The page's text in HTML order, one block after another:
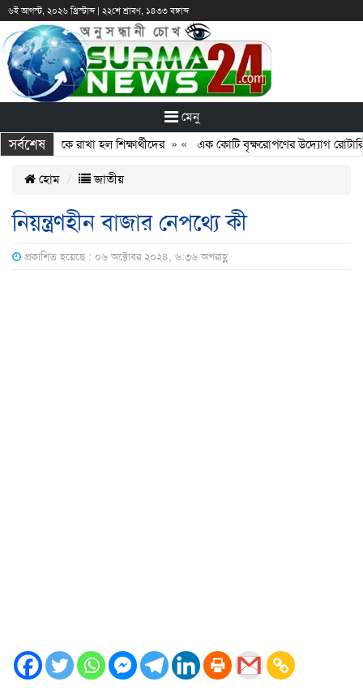
৬ই আগস্ট, ২০২৬ খ্রিস্টাব্দ| ২২শে শ্রাবণ, ১৪৩৩ বঙ্গাব্দ
মেনু
সর্বশেষ
আটকে রাখা হল শিক্ষার্থীদের» «এক কোটি বৃক্ষরোপণের উদ্যোগ রোটারি
হোম জাতীয়
নিয়ন্ত্রণহীন বাজার নেপথ্যে কী
প্রকাশিত হয়েছে : ০৬ অক্টোবর ২০২৪, ৬:৩৬ অপরাহ্ণ